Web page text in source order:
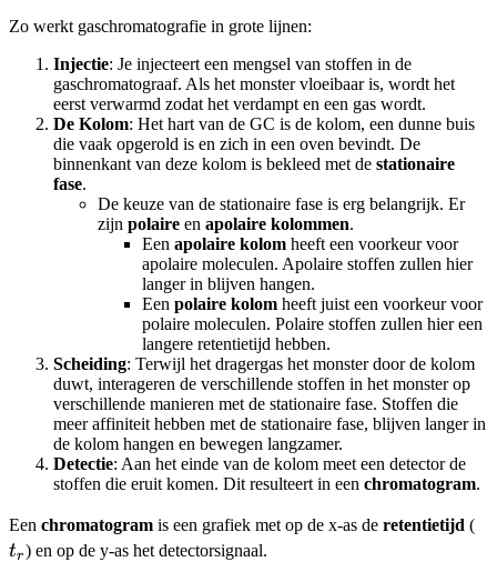
Zo werkt gaschromatografie in grote lijnen:
Injectie: Je injecteert een mengsel van stoffen in de
gaschromatograaf. Als het monster vloeibaar is, wordt het
eerst verwarmd zodat het verdampt en een gas wordt.
De Kolom: Het hart van de GC is de kolom, een dunne buis
die vaak opgerold is en zich in een oven bevindt. De
binnenkant van deze kolom is bekleed met de stationaire
fase.
De keuze van de stationaire fase is erg belangrijk. Er
zijn polaire en apolaire kolommen.
Een apolaire kolom heeft een voorkeur voor
apolaire moleculen. Apolaire stoffen zullen hier
langer in blijven hangen.
Een polaire kolom heeft juist een voorkeur voor
polaire moleculen. Polaire stoffen zullen hier een
langere retentietijd hebben.
Scheiding: Terwijl het dragergas het monster door de kolom
duwt, interageren de verschillende stoffen in het monster op
verschillende manieren met de stationaire fase. Stoffen die
meer affiniteit hebben met de stationaire fase, blijven langer in
de kolom hangen en bewegen langzamer.
Detectie: Aan het einde van de kolom meet een detector de
stoffen die eruit komen. Dit resulteert in een chromatogram.
Een chromatogram is een grafiek met op de x-as de retentietijd (
tr) en op de y-as het detectorsignaal.